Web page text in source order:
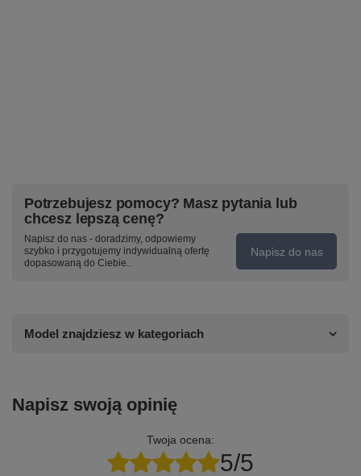
Potrzebujesz pomocy? Masz pytania lub
chcesz lepszą cenę?
Napisz do nas - doradzimy, odpowiemy
szybko i przygotujemy indywidualną ofertę
dopasowaną do Ciebie..
Napisz do nas
Model znajdziesz w kategoriach
Napisz swoją opinię
Twoja ocena:
5/5